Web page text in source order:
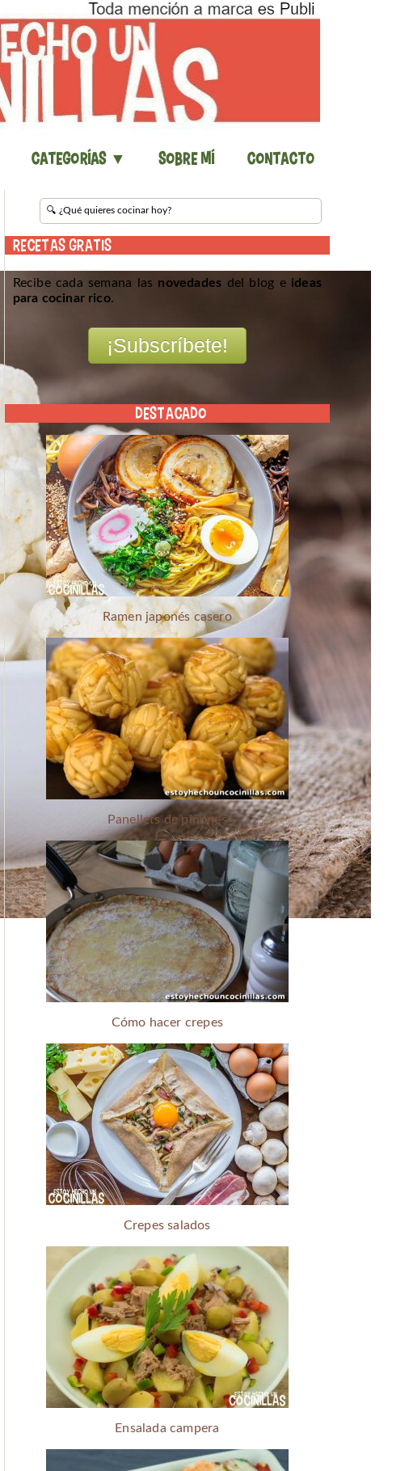
Categorías ▼ Sobre mí Contacto
RECETAS GRATIS
Recibe cada semana las novedades del blog e ideas
para cocinar rico.
DESTACADO
Ramen japonés casero
Panellets de piñones
Cómo hacer crepes
Crepes salados
Ensalada campera